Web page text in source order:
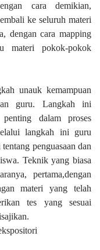
cara demikian,
ke seluruh materi
dengan cara mapping
materi pokok-pokok
unauk kemampuan
guru. Langkah ini
dalam proses
langkah ini guru
penguasaan dan
Teknik yang biasa
pertama,dengan
materi yang telah
tes yang sesuai